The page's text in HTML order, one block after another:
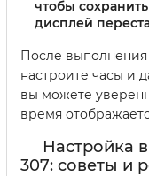
чтобы
дисплей
После
настроите часы и
вы можете
время
Настройка
307: советы и